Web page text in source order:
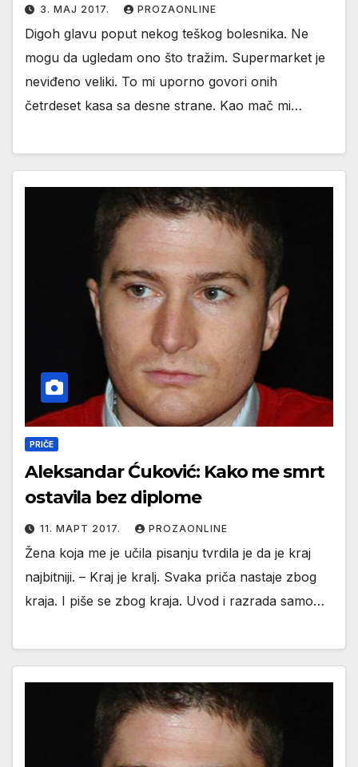
3. МАЈ 2017. PROZAONLINE
Digoh glavu poput nekog teškog bolesnika. Ne
mogu da ugledam ono što tražim. Supermarket je
neviđeno veliki. To mi uporno govori onih
četrdeset kasa sa desne strane. Kao mač mi…
PRIČE
Aleksandar Ćuković: Kako me smrt
ostavila bez diplome
11. МАРТ 2017. PROZAONLINE
Žena koja me je učila pisanju tvrdila je da je kraj
najbitniji. – Kraj je kralj. Svaka priča nastaje zbog
kraja. I piše se zbog kraja. Uvod i razrada samo…